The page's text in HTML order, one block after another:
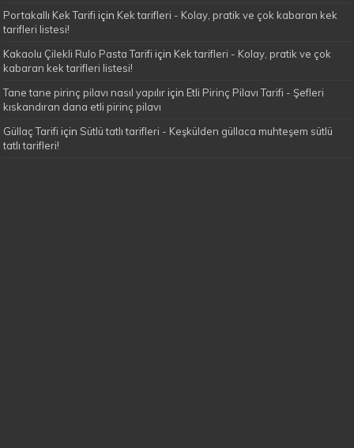
Portakallı Kek Tarifi için Kek tarifleri - Kolay, pratik ve çok kabaran kek
tarifleri listesi!
Kakaolu Çilekli Rulo Pasta Tarifi için Kek tarifleri - Kolay, pratik ve çok
kabaran kek tarifleri listesi!
Tane tane pirinç pilavı nasıl yapılır için Etli Pirinç Pilavı Tarifi - Şefleri
kıskandıran dana etli pirinç pilavı
Güllaç Tarifi için Sütlü tatlı tarifleri - Keşkülden güllaca muhteşem sütlü
tatlı tarifleri!